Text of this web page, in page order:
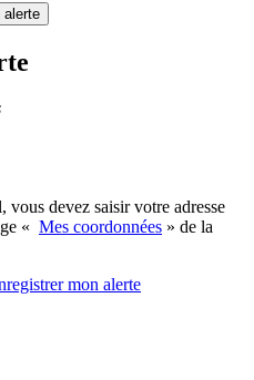
alerte
devez saisir votre adresse
« Mes coordonnées » de la
mon alerte